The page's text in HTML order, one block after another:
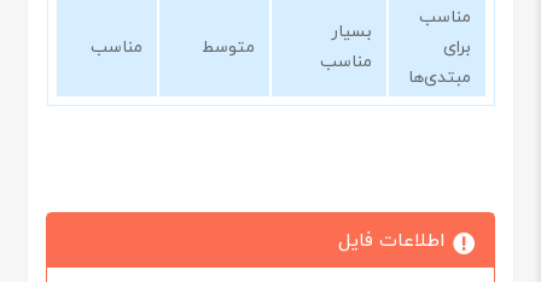
مناسب
برای
مبتدی‌ها
بسیار
مناسب
متوسط مناسب
اطلاعات فایل